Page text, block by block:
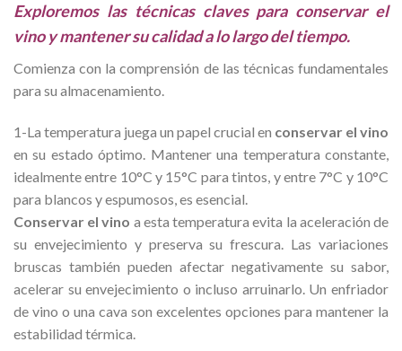
Exploremos las técnicas claves para conservar el
vino y mantener su calidad a lo largo del tiempo.
Comienza con la comprensión de las técnicas fundamentales
para su almacenamiento.
1-La temperatura juega un papel crucial en conservar el vino
en su estado óptimo. Mantener una temperatura constante,
idealmente entre 10°C y 15°C para tintos, y entre 7°C y 10°C
para blancos y espumosos, es esencial.
Conservar el vino a esta temperatura evita la aceleración de
su envejecimiento y preserva su frescura. Las variaciones
bruscas también pueden afectar negativamente su sabor,
acelerar su envejecimiento o incluso arruinarlo. Un enfriador
de vino o una cava son excelentes opciones para mantener la
estabilidad térmica.